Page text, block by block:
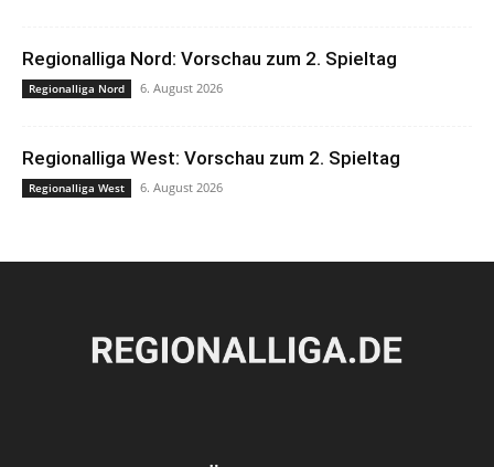
Regionalliga Nord: Vorschau zum 2. Spieltag
Regionalliga Nord 6. August 2026
Regionalliga West: Vorschau zum 2. Spieltag
Regionalliga West 6. August 2026